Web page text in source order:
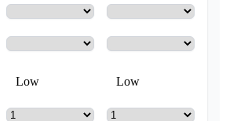
Low Low